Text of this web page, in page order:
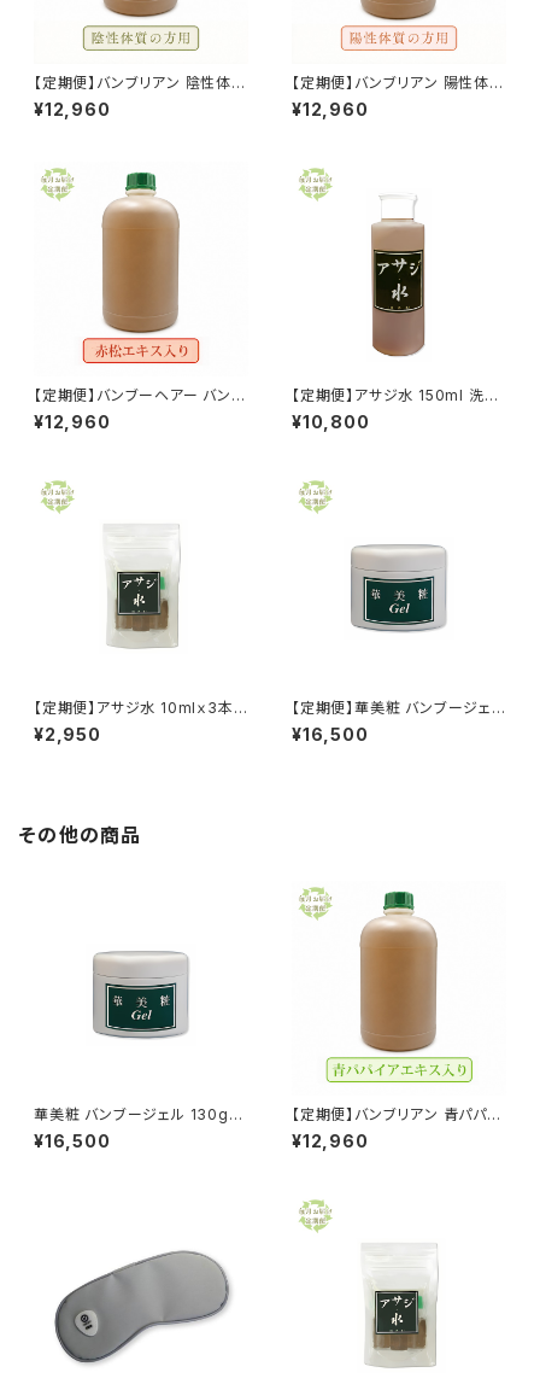
【定期便】バンブリアン 陰性体質
の方用 1000ml 送料無料
¥12,960
【定期便】バンブリアン 陽性体質
の方用 1000ml 送料無料
¥12,960
【定期便】バンブーヘアー バンブ
リアン 赤松エキス入り 1000ml
頭髪用 送料無料
¥12,960
【定期便】アサジ水 150ml 洗浄
液 湿布液 バンブリアン3倍濃縮
液 送料無料
¥10,800
【定期便】アサジ水 10mlｘ3本
入り 洗浄液 湿布液 バンブリア
ン3倍濃縮液
¥2,950
【定期便】華美粧 バンブージェル
130g はなびしょう 孟宗竹エキ
ス バンブリアン 送料無料
¥16,500
その他の商品
華美粧 バンブージェル 130g
はなびしょう 孟宗竹エキス バン
ブリアン 送料無料
¥16,500
【定期便】バンブリアン 青パパイ
アエキス入り 1000ml 送料無
料
¥12,960